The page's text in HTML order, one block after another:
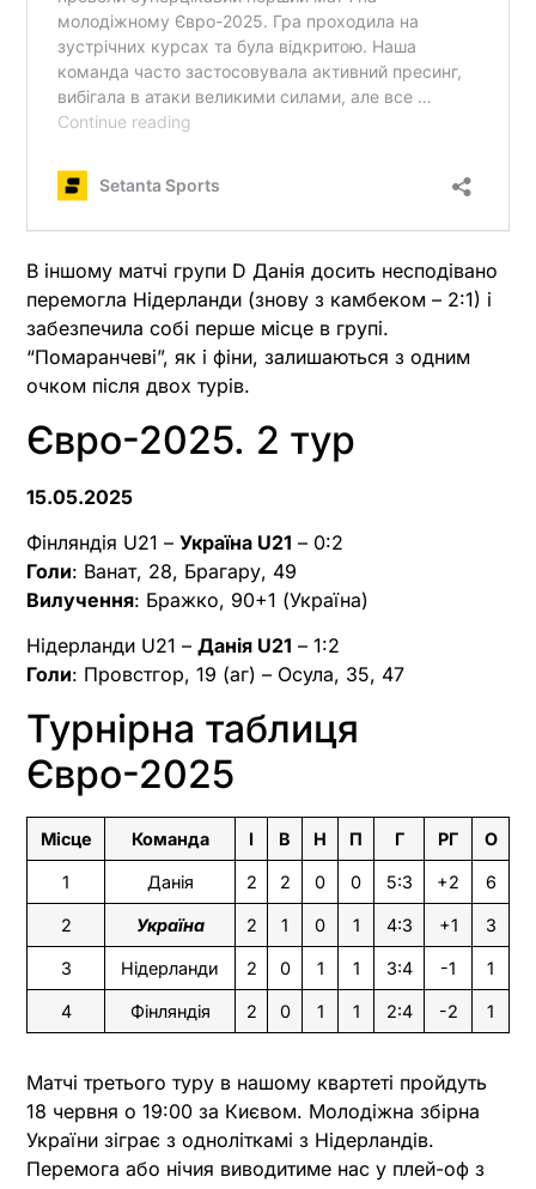
В іншому матчі групи D Данія досить несподівано
перемогла Нідерланди (знову з камбеком – 2:1) і
забезпечила собі перше місце в групі.
“Помаранчеві”, як і фіни, залишаються з одним
очком після двох турів.
Євро-2025. 2 тур
15.05.2025
Фінляндія U21 – Україна U21 – 0:2
Голи: Ванат, 28, Брагару, 49
Вилучення: Бражко, 90+1 (Україна)
Нідерланди U21 – Данія U21 – 1:2
Голи: Провстгор, 19 (аг) – Осула, 35, 47
Турнірна таблиця
Євро-2025
Місце Команда І В Н П Г РГ О
1 Данія 2 2 0 0 5:3 +2 6
2 Україна 2 1 0 1 4:3 +1 3
3 Нідерланди 2 0 1 1 3:4 -1 1
4 Фінляндія 2 0 1 1 2:4 -2 1
Матчі третього туру в нашому квартеті пройдуть
18 червня о 19:00 за Києвом. Молодіжна збірна
України зіграє з одноліткамі з Нідерландів.
Перемога або нічия виводитиме нас у плей-оф з